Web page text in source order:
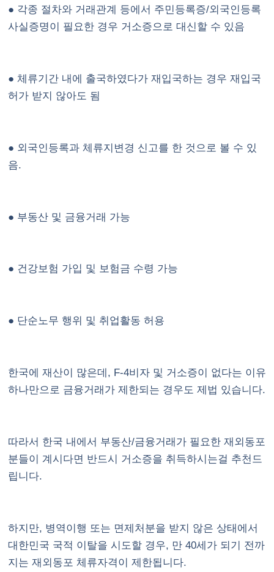
● 각종 절차와 거래관계 등에서 주민등록증/외국인등록
사실증명이 필요한 경우 거소증으로 대신할 수 있음
● 체류기간 내에 출국하였다가 재입국하는 경우 재입국
허가 받지 않아도 됨
● 외국인등록과 체류지변경 신고를 한 것으로 볼 수 있
음.
● 부동산 및 금융거래 가능
● 건강보험 가입 및 보험금 수령 가능
● 단순노무 행위 및 취업활동 허용
한국에 재산이 많은데, F-4비자 및 거소증이 없다는 이유
하나만으로 금융거래가 제한되는 경우도 제법 있습니다.
따라서 한국 내에서 부동산/금융거래가 필요한 재외동포
분들이 계시다면 반드시 거소증을 취득하시는걸 추천드
립니다.
하지만, 병역이행 또는 면제처분을 받지 않은 상태에서
대한민국 국적 이탈을 시도할 경우, 만 40세가 되기 전까
지는 재외동포 체류자격이 제한됩니다.